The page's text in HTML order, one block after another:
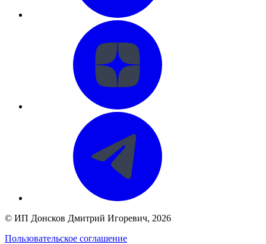
© ИП Донсков Дмитрий Игоревич, 2026
Пользовательское соглашение